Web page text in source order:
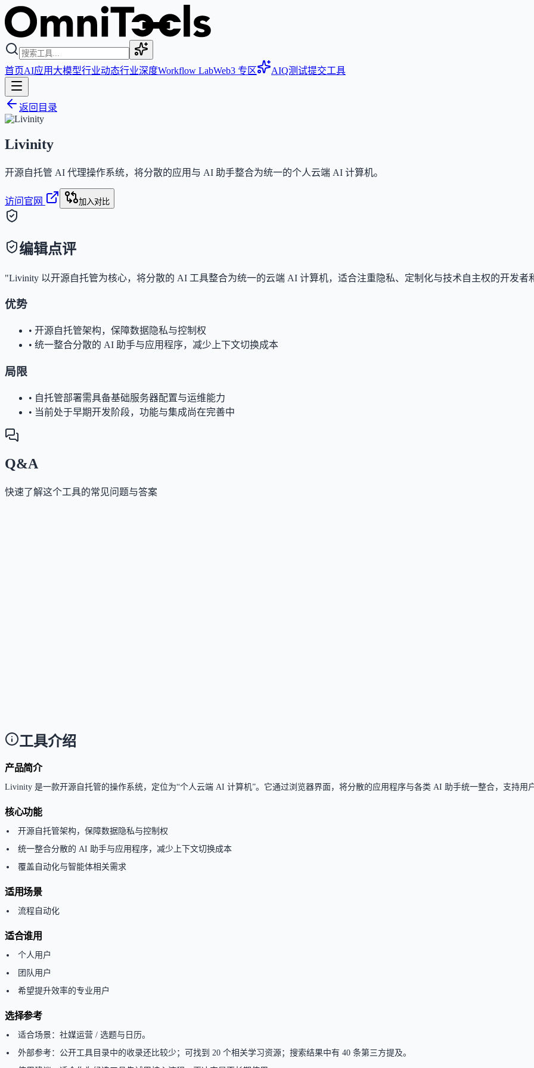
首页AI应用 大模型行业动态行业深度Workflow LabWeb3 专区 AIQ测试提交工具
返回目录
Livinity
开源自托管 AI 代理操作系统，将分散的应用与 AI 助手整合为统一的个人云端 AI 计算机。
访问官网 加入对比
编辑点评
"Livinity 以开源自托管为核心，将分散的 AI 工具整合为统一的云端 AI 计算机，适合注重隐私、定制化与技术自主权的开发者
优势
• 开源自托管架构，保障数据隐私与控制权
• 统一整合分散的 AI 助手与应用程序，减少上下文切换成本
局限
• 自托管部署需具备基础服务器配置与运维能力
• 当前处于早期开发阶段，功能与集成尚在完善中
Q&A
快速了解这个工具的常见问题与答案
工具介绍
产品简介
Livinity 是一款开源自托管的操作系统，定位为“个人云端 AI 计算机”。它通过浏览器界面，将分散的应用程序与各类 AI 助手统一整合，支持用
核心功能
开源自托管架构，保障数据隐私与控制权
统一整合分散的 AI 助手与应用程序，减少上下文切换成本
覆盖自动化与智能体相关需求
适用场景
流程自动化
适合谁用
个人用户
团队用户
希望提升效率的专业用户
选择参考
适合场景：社媒运营 / 选题与日历。
外部参考：公开工具目录中的收录还比较少；可找到 20 个相关学习资源；搜索结果中有 40 条第三方提及。